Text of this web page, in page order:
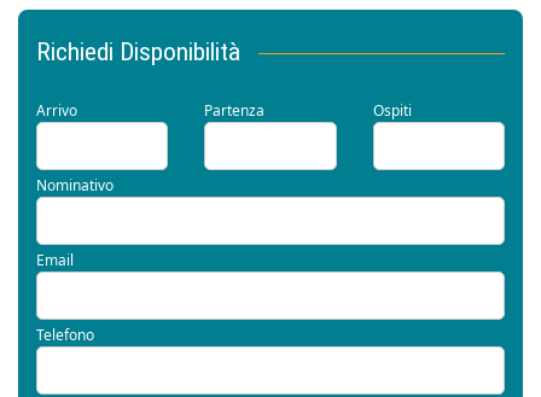
Richiedi Disponibilità
Arrivo Partenza Ospiti
Nominativo
Email
Telefono